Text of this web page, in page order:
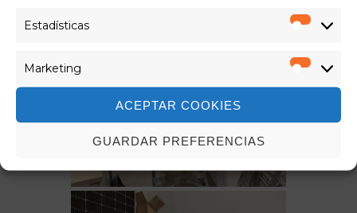
Estadísticas
Marketing
ACEPTAR COOKIES
GUARDAR PREFERENCIAS